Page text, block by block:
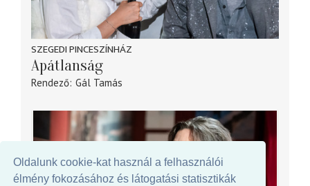
Oldalunk cookie-kat használ a felhasználói
élmény fokozásához és látogatási statisztikák
SZEGEDI PINCESZÍNHÁZ
Apátlanság
Rendező Gál Tamás